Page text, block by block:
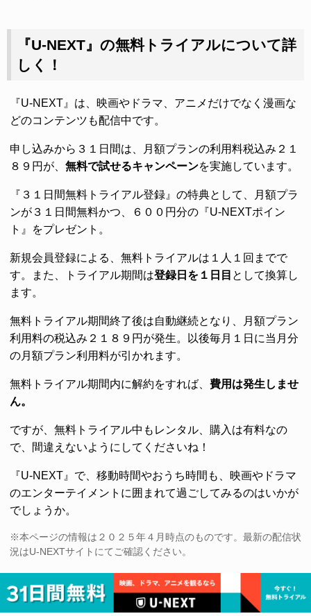
『U-NEXT』の無料トライアルについて詳
しく！
『U-NEXT』は、映画やドラマ、アニメだけでなく漫画な
どのコンテンツも配信中です。
申し込みから３１日間は、月額プランの利用料税込み２１
８９円が、 無料で試せるキャンペーンを実施しています。
『３１日間無料トライアル登録』の特典として、月額プラ
ンが３１日間無料かつ、６００円分の『U-NEXTポイン
ト』をプレゼント。
新規会員登録による、無料トライアルは１人１回までで
す。また、トライアル期間は登録日を１日目 として換算し
ます。
無料トライアル期間終了後は自動継続となり、月額プラン
利用料の税込み２１８９円が発生。以後毎月１日に当月分
の月額プラン利用料が引かれます。
無料トライアル期間内に解約をすれば、 費用は発生しませ
ん。
ですが、無料トライアル中もレンタル、購入は有料なの
で、間違えないようにしてくださいね！
『U-NEXT』で、移動時間やおうち時間も、映画やドラマ
のエンターテイメントに囲まれて過ごしてみるのはいかが
でしょうか。
※本ページの情報は２０２５年４月時点のものです。最新の配信状
況はU-NEXTサイトにてご確認ください。